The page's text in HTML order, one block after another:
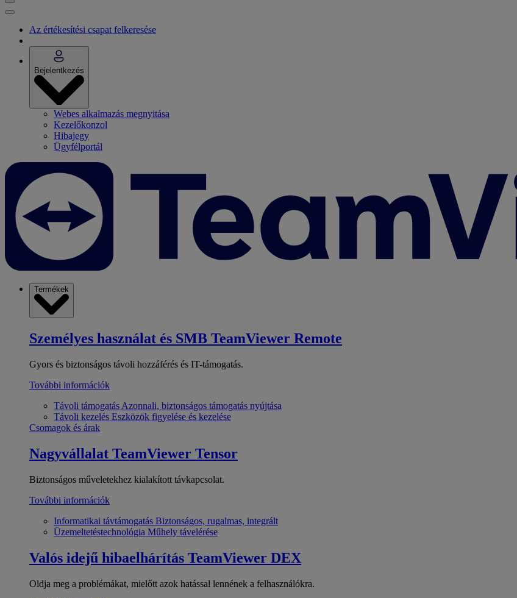
Az értékesítési csapat felkeresése
Bejelentkezés
Webes alkalmazás megnyitása
Kezelőkonzol
Hibajegy
Ügyfélportál
Termékek
Személyes használat és SMB TeamViewer Remote
Gyors és biztonságos távoli hozzáférés és IT-támogatás.
További információk
Távoli támogatás Azonnali, biztonságos támogatás nyújtása
Távoli kezelés Eszközök figyelése és kezelése
Csomagok és árak
Nagyvállalat TeamViewer Tensor
Biztonságos műveletekhez kialakított távkapcsolat.
További információk
Informatikai távtámogatás Biztonságos, rugalmas, integrált
Üzemeltetéstechnológia Műhely távelérése
Valós idejű hibaelhárítás TeamViewer DEX
Oldja meg a problémákat, mielőtt azok hatással lennének a felhasználókra.